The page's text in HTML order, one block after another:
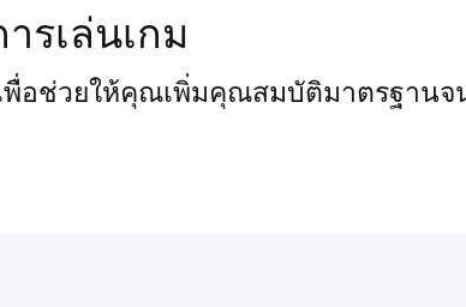
เล่นเกม
พื่อช่วยให้คุณเพิ่มคุณสมบัติมาตรฐานจ